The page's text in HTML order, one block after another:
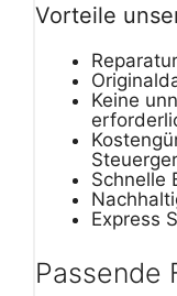
Vorteile
Keine
Schnelle
Express
Passende